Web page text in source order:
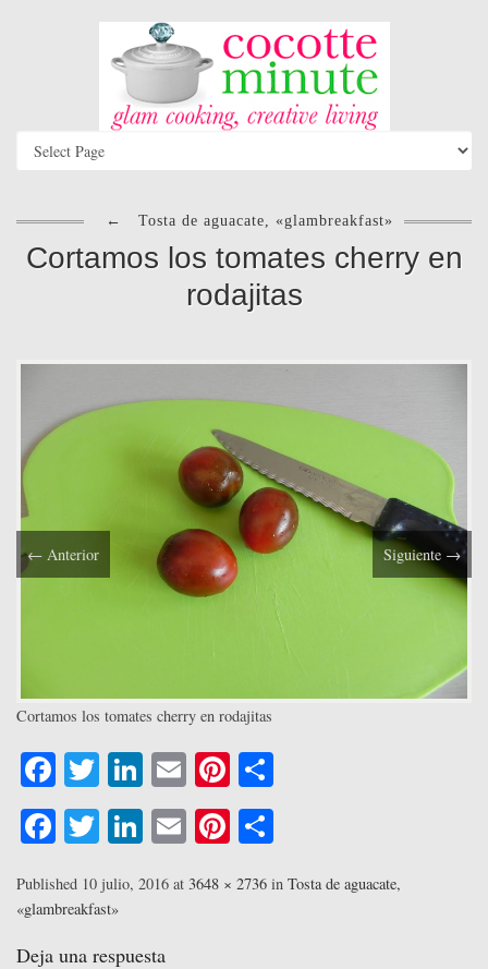
← Tosta de aguacate, «glambreakfast»
Cortamos los tomates cherry en
rodajitas
← Anterior Siguiente →
Cortamos los tomates cherry en rodajitas
Fa
ce
bo
ok
T
wi
tte
r
Li
nk
ed
In
E
m
ail
Pi
nt
er
es pa
Fa
bo
ok
T
tte
r
Li
ed
E
ail
Pi
er m
Published 10 julio, 2016 at 3648 × 2736 in Tosta de aguacate,
«glambreakfast»
Deja una respuesta